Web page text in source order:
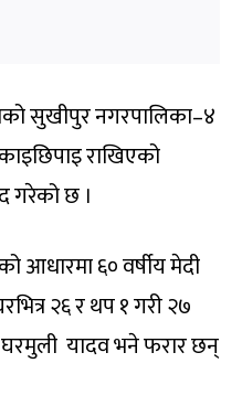
सुखीपुर नगरपालिका–४
राखिएको
गरेको छ ।
आधारमा ६० वर्षीय मेदी
२६ र थप १ गरी २७
यादव भने फरार छन्